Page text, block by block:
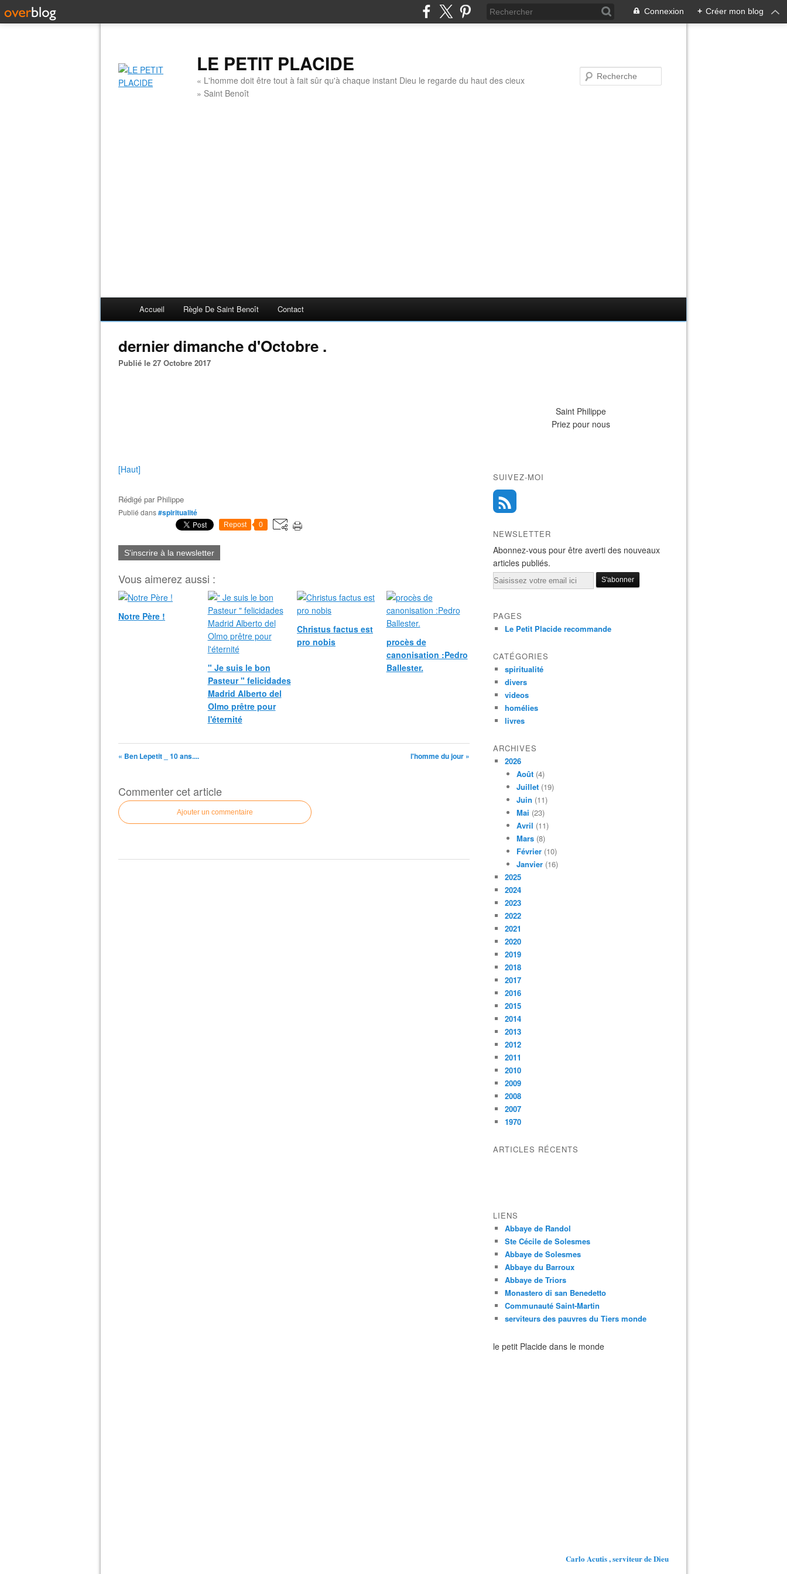
Connexion + Créer mon blog
LE PETIT PLACIDE
« L'homme doit être tout à fait sûr qu'à chaque instant Dieu le regarde du haut des cieux
» Saint Benoît
Accueil Règle De Saint Benoît Contact
dernier dimanche d'Octobre .
Publié le 27 Octobre 2017
[Haut]
Rédigé par Philippe
Publié dans#spiritualité
Repost 0
S'inscrire à la newsletter
Vous aimerez aussi :
Notre Père !
" Je suis le bon
Pasteur " felicidades
Madrid Alberto del
Olmo prêtre pour
l'éternité
Christus factus est
pro nobis
procès de
canonisation :Pedro
Ballester.
« Ben Lepetit _ 10 ans.... l'homme du jour »
Commenter cet article
Ajouter un commentaire
Saint Philippe
Priez pour nous
SUIVEZ-MOI
NEWSLETTER
Abonnez-vous pour être averti des nouveaux
articles publiés.
Email
PAGES
Le Petit Placide recommande
CATÉGORIES
spiritualité
divers
videos
homélies
livres
ARCHIVES
2026
Août (4)
Juillet (19)
Juin (11)
Mai (23)
Avril (11)
Mars (8)
Février (10)
Janvier (16)
2025
2024
2023
2022
2021
2020
2019
2018
2017
2016
2015
2014
2013
2012
2011
2010
2009
2008
2007
1970
ARTICLES RÉCENTS
LIENS
Abbaye de Randol
Ste Cécile de Solesmes
Abbaye de Solesmes
Abbaye du Barroux
Abbaye de Triors
Monastero di san Benedetto
Communauté Saint-Martin
serviteurs des pauvres du Tiers monde
le petit Placide dans le monde
Carlo Acutis , serviteur de Dieu